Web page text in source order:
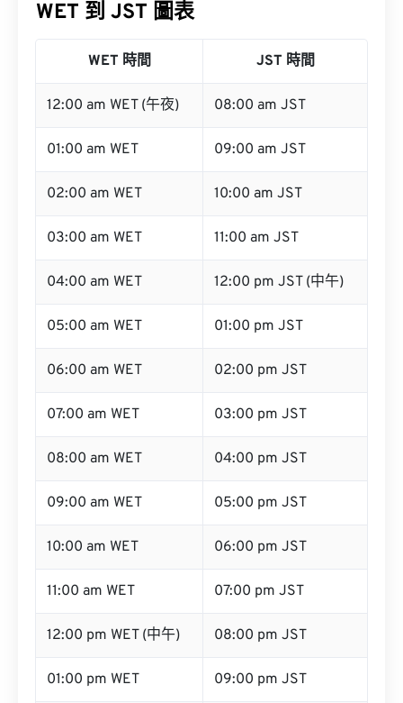
WET 到 JST 圖表
WET 時間 JST 時間
12:00 am WET (午夜) 08:00 am JST
01:00 am WET 09:00 am JST
02:00 am WET 10:00 am JST
03:00 am WET 11:00 am JST
04:00 am WET 12:00 pm JST (中午)
05:00 am WET 01:00 pm JST
06:00 am WET 02:00 pm JST
07:00 am WET 03:00 pm JST
08:00 am WET 04:00 pm JST
09:00 am WET 05:00 pm JST
10:00 am WET 06:00 pm JST
11:00 am WET 07:00 pm JST
12:00 pm WET (中午) 08:00 pm JST
01:00 pm WET 09:00 pm JST